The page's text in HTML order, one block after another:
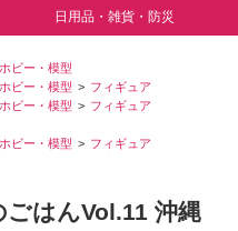
日用品・雑貨・防災
ホビー・模型
ホビー・模型
フィギュア
ホビー・模型
フィギュア
ホビー・模型
フィギュア
はんVol.11 沖縄